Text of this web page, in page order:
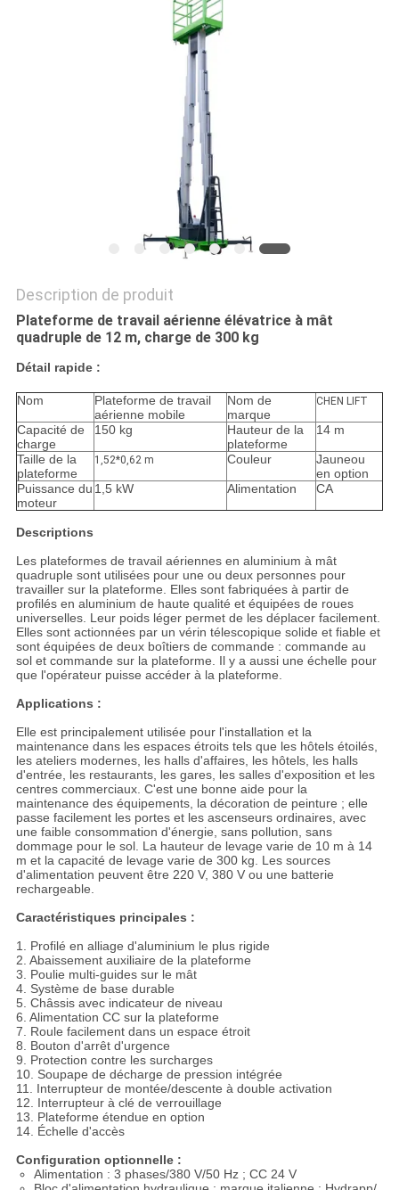
CONFIDENTIALITÉ
Description de produit
Plateforme de travail aérienne élévatrice à mât
quadruple de 12 m, charge de 300 kg
Détail rapide :
Nom
Plateforme de travail
aérienne mobile
Nom de
marque
CHEN LIFT
Capacité de
charge
150 kg
Hauteur de la
plateforme
14 m
Taille de la
plateforme
1,52*0,62 m Couleur Jauneou
en option
Puissance du
moteur
1,5 kW Alimentation CA
Descriptions
Les plateformes de travail aériennes en aluminium à mât
quadruple sont utilisées pour une ou deux personnes pour
travailler sur la plateforme. Elles sont fabriquées à partir de
profilés en aluminium de haute qualité et équipées de roues
universelles. Leur poids léger permet de les déplacer facilement.
Elles sont actionnées par un vérin télescopique solide et fiable et
sont équipées de deux boîtiers de commande : commande au
sol et commande sur la plateforme. Il y a aussi une échelle pour
que l'opérateur puisse accéder à la plateforme.
Applications :
Elle est principalement utilisée pour l'installation et la
maintenance dans les espaces étroits tels que les hôtels étoilés,
les ateliers modernes, les halls d'affaires, les hôtels, les halls
d'entrée, les restaurants, les gares, les salles d'exposition et les
centres commerciaux. C'est une bonne aide pour la
maintenance des équipements, la décoration de peinture ; elle
passe facilement les portes et les ascenseurs ordinaires, avec
une faible consommation d'énergie, sans pollution, sans
dommage pour le sol. La hauteur de levage varie de 10 m à 14
m et la capacité de levage varie de 300 kg. Les sources
d'alimentation peuvent être 220 V, 380 V ou une batterie
rechargeable.
Caractéristiques principales :
1. Profilé en alliage d'aluminium le plus rigide
2. Abaissement auxiliaire de la plateforme
3. Poulie multi-guides sur le mât
4. Système de base durable
5. Châssis avec indicateur de niveau
6. Alimentation CC sur la plateforme
7. Roule facilement dans un espace étroit
8. Bouton d'arrêt d'urgence
9. Protection contre les surcharges
10. Soupape de décharge de pression intégrée
11. Interrupteur de montée/descente à double activation
12. Interrupteur à clé de verrouillage
13. Plateforme étendue en option
14. Échelle d'accès
Configuration optionnelle :
Alimentation : 3 phases/380 V/50 Hz ; CC 24 V